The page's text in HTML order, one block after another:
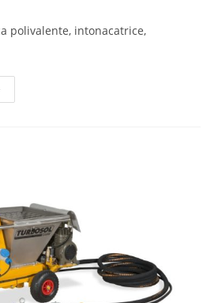
polivalente, intonacatrice,